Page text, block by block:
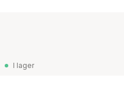
I lager